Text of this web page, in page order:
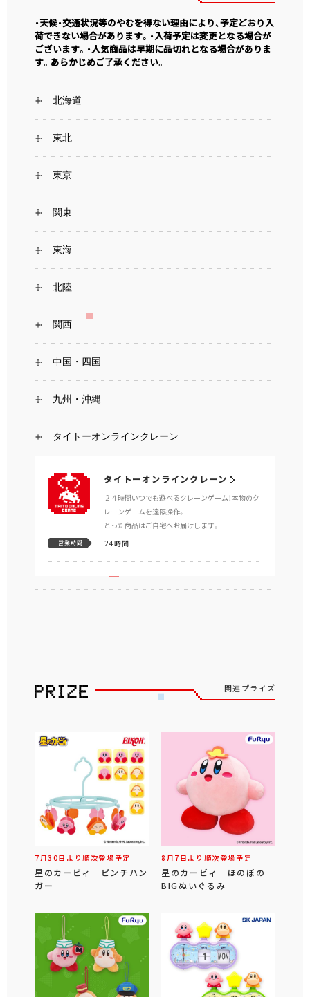
・天候・交通状況等のやむを得ない理由により、予定どおり入
荷できない場合があります。・入荷予定は変更となる場合が
ございます。・人気商品は早期に品切れとなる場合がありま
す。あらかじめご了承ください。
北海道
東北
東京
関東
東海
北陸
関西
中国・四国
九州・沖縄
タイトーオンラインクレーン
タイトーオンラインクレーン
２４時間いつでも遊べるクレーンゲーム！本物のク
レーンゲームを遠隔操作。
とった商品はご自宅へお届けします。
営業時間 24時間
関連プライズ
7月30日より順次登場予定
星のカービィ ピンチハン
ガー
8月7日より順次登場予定
星のカービィ ほのぼの
BIGぬいぐるみ